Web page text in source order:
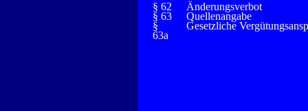
§ 62
Änderungsverbot
§ 63
Quellenangabe
§
63a
Gesetzliche